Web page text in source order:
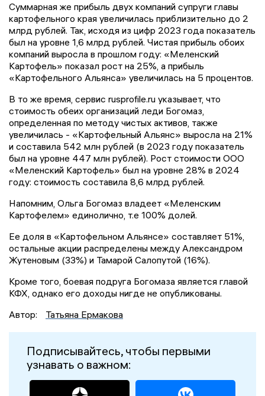
Суммарная же прибыль двух компаний супруги главы
картофельного края увеличилась приблизительно до 2
млрд рублей. Так, исходя из цифр 2023 года показатель
был на уровне 1,6 млрд рублей. Чистая прибыль обоих
компаний выросла в прошлом году: «Меленский
Картофель» показал рост на 25%, а прибыль
«Картофельного Альянса» увеличилась на 5 процентов.
В то же время, сервис rusprofile.ru указывает, что
стоимость обеих организаций леди Богомаз,
определенная по методу чистых активов, также
увеличилась - «Картофельный Альянс» выросла на 21%
и составила 542 млн рублей (в 2023 году показатель
был на уровне 447 млн рублей). Рост стоимости ООО
«Меленский Картофель» был на уровне 28% в 2024
году: стоимость составила 8,6 млрд рублей.
Напомним, Ольга Богомаз владеет «Меленским
Картофелем» единолично, т.е 100% долей.
Ее доля в «Картофельном Альянсе» составляет 51%,
остальные акции распределены между Александром
Жутеновым (33%) и Тамарой Салопутой (16%).
Кроме того, боевая подруга Богомаза является главой
КФХ, однако его доходы нигде не опубликованы.
Автор:
Татьяна Ермакова
Подписывайтесь, чтобы первыми
узнавать о важном: